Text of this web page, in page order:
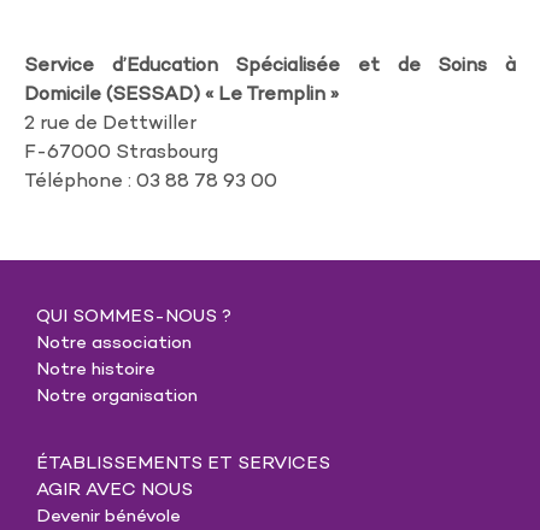
Service d’Education Spécialisée et de Soins à
Domicile (SESSAD) « Le Tremplin »
2 rue de Dettwiller
F-67000 Strasbourg
Téléphone : 03 88 78 93 00
QUI SOMMES-NOUS ?
Notre association
Notre histoire
Notre organisation
ÉTABLISSEMENTS ET SERVICES
AGIR AVEC NOUS
Devenir bénévole